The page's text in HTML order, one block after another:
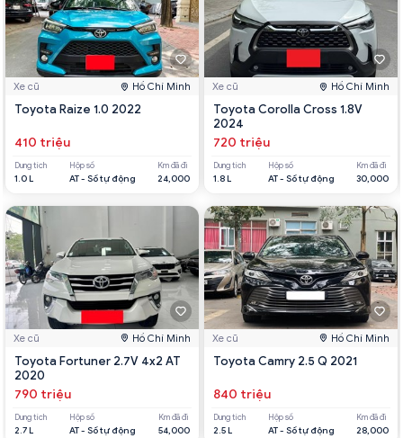
Xe cũ Hồ Chí Minh
Toyota Raize 1.0 2022
410 triệu
Dung tích
1.0 L
Hộp số
AT - Số tự động
Km đã đi
24,000
Xe cũ Hồ Chí Minh
Toyota Fortuner 2.7V 4x2 AT
2020
790 triệu
Dung tích
2.7 L
Hộp số
AT - Số tự động
Km đã đi
54,000
Xe cũ Hồ Chí Minh
Toyota Corolla Cross 1.8V
2024
720 triệu
Dung tích
1.8 L
Hộp số
AT - Số tự động
Km đã đi
30,000
Xe cũ Hồ Chí Minh
Toyota Camry 2.5 Q 2021
840 triệu
Dung tích
2.5 L
Hộp số
AT - Số tự động
Km đã đi
28,000